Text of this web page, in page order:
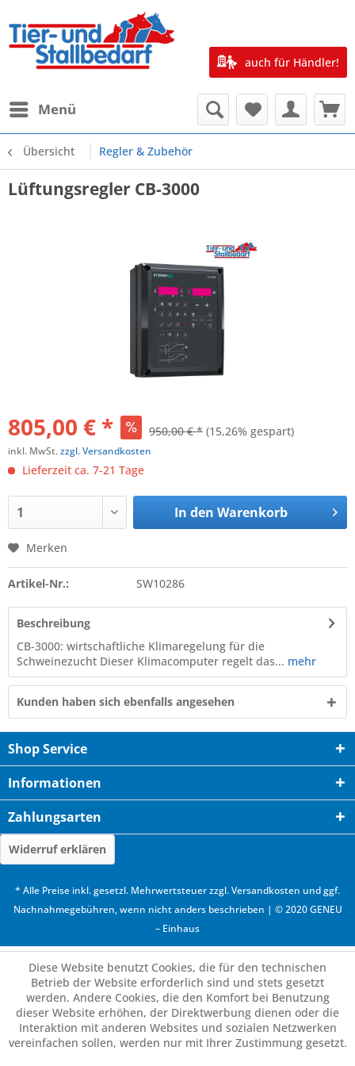
Menü
auch für Händler!
Übersicht Regler & Zubehör
Lüftungsregler CB-3000
805,00 € * 950,00 € * (15,26% gespart)
inkl. MwSt.zzgl. Versandkosten
Lieferzeit ca. 7-21 Tage
In den Warenkorb
Merken
Artikel-Nr.: SW10286
Beschreibung
CB-3000: wirtschaftliche Klimaregelung für die
Schweinezucht Dieser Klimacomputer regelt das... mehr
Kunden haben sich ebenfalls angesehen
Shop Service
Informationen
Zahlungsarten
Widerruf erklären
* Alle Preise inkl. gesetzl. Mehrwertsteuer zzgl.Versandkosten und ggf.
Nachnahmegebühren, wenn nicht anders beschrieben | © 2020 GENEU
– Einhaus
Diese Website benutzt Cookies, die für den technischen
Betrieb der Website erforderlich sind und stets gesetzt
werden. Andere Cookies, die den Komfort bei Benutzung
dieser Website erhöhen, der Direktwerbung dienen oder die
Interaktion mit anderen Websites und sozialen Netzwerken
vereinfachen sollen, werden nur mit Ihrer Zustimmung gesetzt.